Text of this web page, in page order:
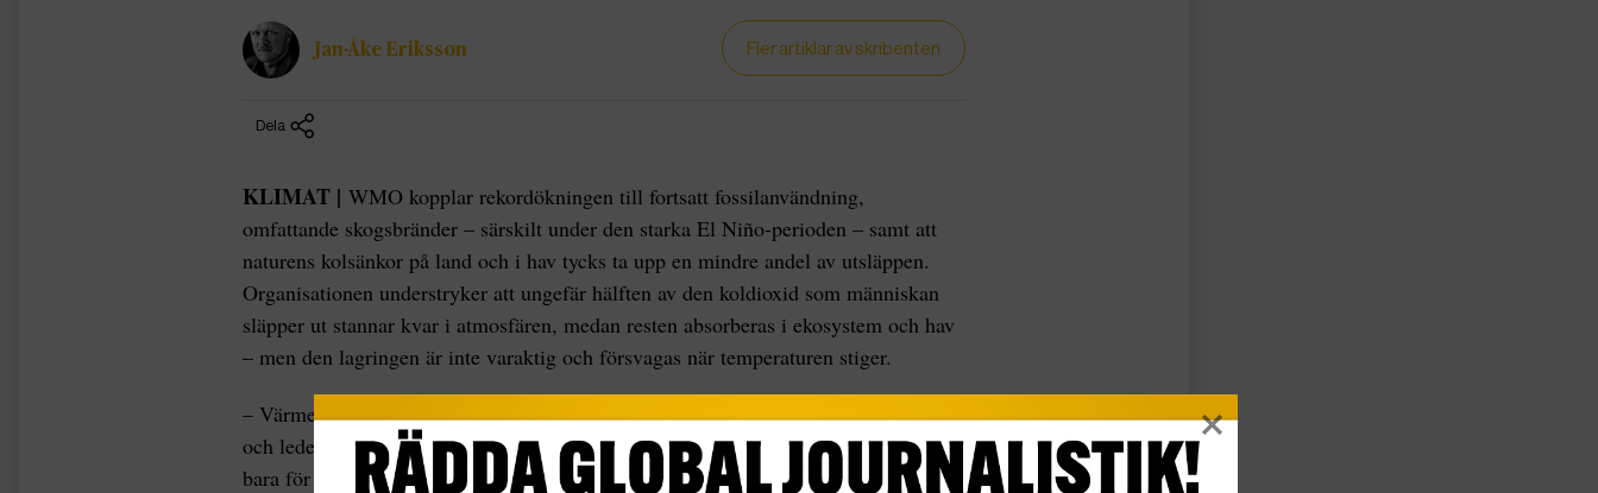
Jan-Åke Eriksson Fler artiklar av skribenten
Dela
KLIMAT | WMO kopplar rekordökningen till fortsatt fossilanvändning,
omfattande skogsbränder – särskilt under den starka El Niño-perioden – samt att
naturens kolsänkor på land och i hav tycks ta upp en mindre andel av utsläppen.
Organisationen understryker att ungefär hälften av den koldioxid som människan
släpper ut stannar kvar i atmosfären, medan resten absorberas i ekosystem och hav
– men den lagringen är inte varaktig och försvagas när temperaturen stiger.
– Värmen som fångas av koldioxid och andra växthusgaser turboladdar vårt klimat
och leder till mer extremt väder. Att minska utsläppen är därför avgörande, inte
bara för vårt klimat utan också för vår ekonomiska trygghet och samhällets